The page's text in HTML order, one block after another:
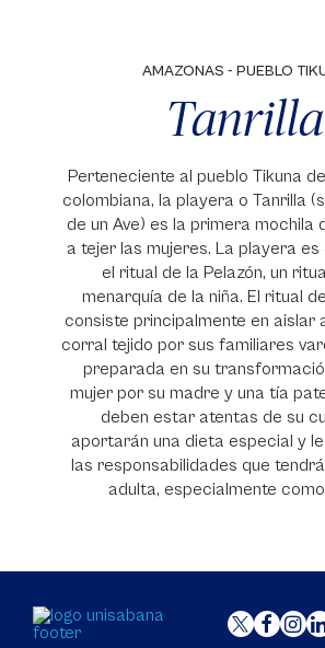
AMAZONAS - PUEBLO
Tanrilla
Perteneciente al pueblo Tikuna
colombiana, la playera o Tanrilla
de un Ave) es la primera mochila
a tejer las mujeres. La playera es
el ritual de la Pelazón, un
menarquía de la niña. El ritual
consiste principalmente en aislar
corral tejido por sus familiares
preparada en su
mujer por su madre y una tía
deben estar atentas de su
aportarán una dieta especial y
las responsabilidades que
adulta, especialmente